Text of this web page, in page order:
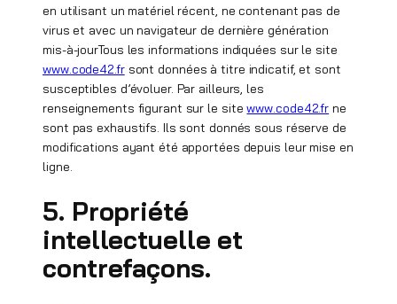
en utilisant un matériel récent, ne contenant pas de
virus et avec un navigateur de dernière génération
mis-à-jourTous les informations indiquées sur le site
www.code42.frsont données à titre indicatif, et sont
susceptibles d’évoluer. Par ailleurs, les
renseignements figurant sur le sitewww.code42.fr ne
sont pas exhaustifs. Ils sont donnés sous réserve de
modifications ayant été apportées depuis leur mise en
ligne.
5. Propriété
intellectuelle et
contrefaçons.